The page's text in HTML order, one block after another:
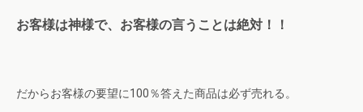
お客様は神様で、お客様の言うことは絶対！！
だからお客様の要望に100％答えた商品は必ず売れる。